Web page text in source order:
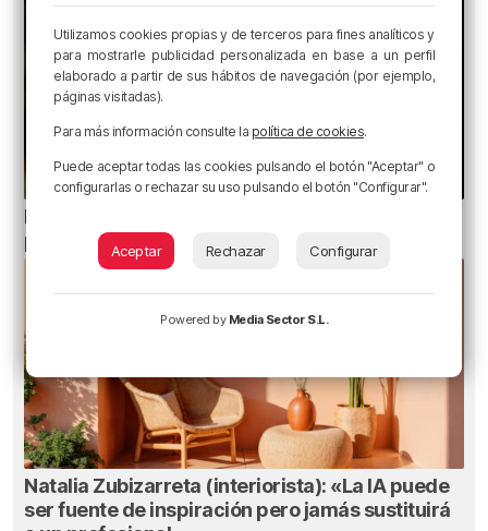
Ni gafas de sol ni radiografías: los errores que
pueden dañar la retina durante el eclipse
Natalia Zubizarreta (interiorista): «La IA puede
ser fuente de inspiración pero jamás sustituirá
Utilizamos cookies propias y de terceros para fines analíticos y
para mostrarle publicidad personalizada en base a un perfil
elaborado a partir de sus hábitos de navegación (por ejemplo,
páginas visitadas).
Para más información consulte la política de cookies.
Puede aceptar todas las cookies pulsando el botón "Aceptar" o
configurarlas o rechazar su uso pulsando el botón "Configurar".
Aceptar Rechazar Configurar
Powered by Media Sector S.L.